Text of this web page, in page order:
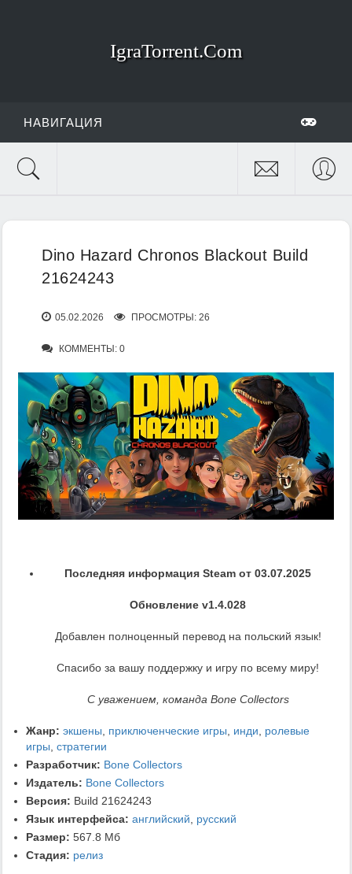
IgraTorrent.Com
НАВИГАЦИЯ
Dino Hazard Chronos Blackout Build
21624243
05.02.2026 ПРОСМОТРЫ: 26
КОММЕНТЫ: 0
Последняя информация Steam от 03.07.2025
Обновление v1.4.028
Добавлен полноценный перевод на польский язык!
Спасибо за вашу поддержку и игру по всему миру!
С уважением, команда Bone Collectors
Жанр: экшены, приключенческие игры, инди, ролевые
игры, стратегии
Разработчик: Bone Collectors
Издатель: Bone Collectors
Версия: Build 21624243
Язык интерфейса: английский, русский
Размер: 567.8 Мб
Стадия: релиз